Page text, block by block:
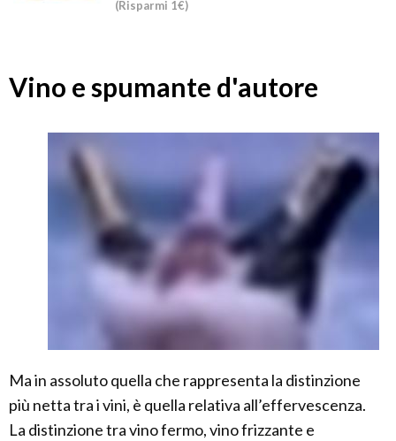
(Risparmi 1€)
Vino e spumante d'autore
Ma in assoluto quella che rappresenta la distinzione
più netta tra i vini, è quella relativa all’effervescenza.
La distinzione tra vino fermo, vino frizzante e